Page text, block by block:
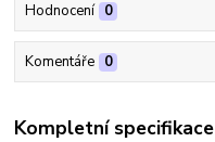
Hodnocení 0
Komentáře 0
Kompletní specifikace